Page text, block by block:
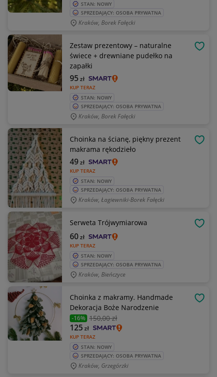
STAN: NOWY
SPRZEDAJĄCY: OSOBA PRYWATNA
Kraków, Borek Fałęcki
Zestaw prezentowy – naturalne
świece + drewniane pudełko na
zapałki
KUP TERAZ
95zł
STAN: NOWY
SPRZEDAJĄCY: OSOBA PRYWATNA
Kraków, Borek Fałęcki
Choinka na ścianę, piękny prezent
makrama rękodzieło
KUP TERAZ
49zł
STAN: NOWY
SPRZEDAJĄCY: OSOBA PRYWATNA
Kraków, Łagiewniki-Borek Fałęcki
Serweta Trójwymiarowa
KUP TERAZ
60zł
STAN: NOWY
SPRZEDAJĄCY: OSOBA PRYWATNA
Kraków, Bieńczyce
Choinka z makramy. Handmade
Dekoracja Boże Narodzenie
-16% 150,00 zł
KUP TERAZ
125zł
STAN: NOWY
SPRZEDAJĄCY: OSOBA PRYWATNA
Kraków, Grzegórzki